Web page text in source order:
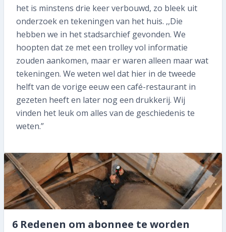
het is minstens drie keer verbouwd, zo bleek uit
onderzoek en tekeningen van het huis. ,,Die
hebben we in het stadsarchief gevonden. We
hoopten dat ze met een trolley vol informatie
zouden aankomen, maar er waren alleen maar wat
tekeningen. We weten wel dat hier in de tweede
helft van de vorige eeuw een café-restaurant in
gezeten heeft en later nog een drukkerij. Wij
vinden het leuk om alles van de geschiedenis te
weten.”
6 Redenen om abonnee te worden